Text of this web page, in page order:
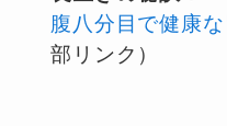
腹八分目で健康
部リンク）